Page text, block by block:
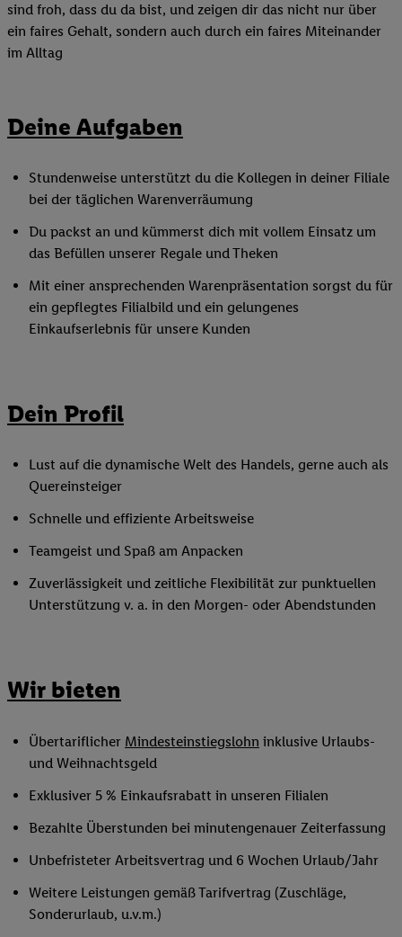
sind froh, dass du da bist, und zeigen dir das nicht nur über
ein faires Gehalt, sondern auch durch ein faires Miteinander
im Alltag
Deine Aufgaben
Stundenweise unterstützt du die Kollegen in deiner Filiale
bei der täglichen Warenverräumung
Du packst an und kümmerst dich mit vollem Einsatz um
das Befüllen unserer Regale und Theken
Mit einer ansprechenden Warenpräsentation sorgst du für
ein gepflegtes Filialbild und ein gelungenes
Einkaufserlebnis für unsere Kunden
Dein Profil
Lust auf die dynamische Welt des Handels, gerne auch als
Quereinsteiger
Schnelle und effiziente Arbeitsweise
Teamgeist und Spaß am Anpacken
Zuverlässigkeit und zeitliche Flexibilität zur punktuellen
Unterstützung v. a. in den Morgen- oder Abendstunden
Wir bieten
Übertariflicher Mindesteinstiegslohn inklusive Urlaubs-
und Weihnachtsgeld
Exklusiver 5 % Einkaufsrabatt in unseren Filialen
Bezahlte Überstunden bei minutengenauer Zeiterfassung
Unbefristeter Arbeitsvertrag und 6 Wochen Urlaub/Jahr
Weitere Leistungen gemäß Tarifvertrag (Zuschläge,
Sonderurlaub, u.v.m.)